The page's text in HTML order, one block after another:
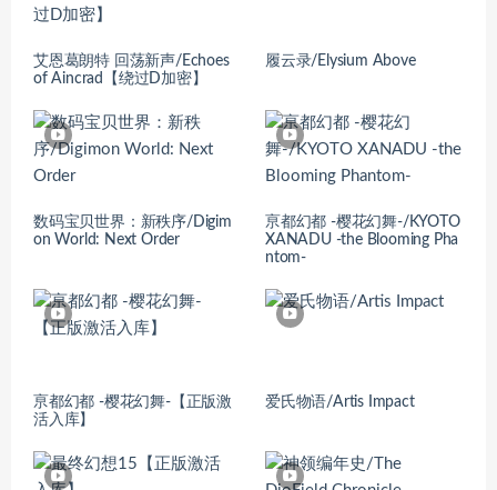
艾恩葛朗特 回荡新声/Echoes
of Aincrad【绕过D加密】
履云录/Elysium Above
数码宝贝世界：新秩序/Digim
on World: Next Order
亰都幻都 -樱花幻舞-/KYOTO
XANADU -the Blooming Pha
ntom-
亰都幻都 -樱花幻舞-【正版激
活入库】
爱氏物语/Artis Impact